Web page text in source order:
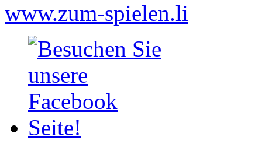
www.zum-spielen.li